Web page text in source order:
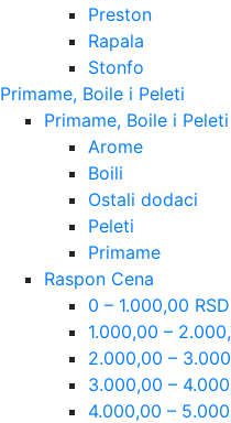
Preston
Rapala
Stonfo
Primame, Boile i Peleti
Primame, Boile i Peleti
Arome
Boili
Ostali dodaci
Peleti
Primame
Raspon Cena
0 – 1.000,00 RSD
1.000,00 –
2.000,00 –
3.000,00 –
4.000,00 –